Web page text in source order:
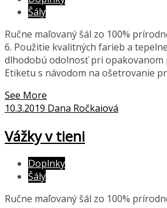
Šály
Ručne maľovaný šál zo 100%
6. Použitie kvalitných farieb a
dlhodobú odolnosť pri opakovanom
Etiketu s návodom na ošetrovanie
See More
10.3.2019 Dana Ročkaiová
Vážky v tieni
Doplnky
Šály
Ručne maľovaný šál zo 100%